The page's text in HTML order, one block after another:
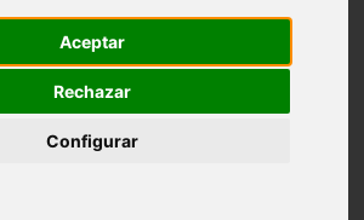
Aceptar
Rechazar
Configurar